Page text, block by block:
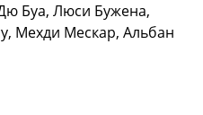
Буа, Люси Бужена,
Мехди Мескар, Альбан